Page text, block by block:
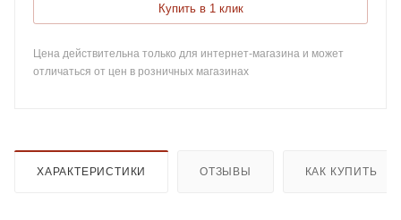
Купить в 1 клик
Цена действительна только для интернет-магазина и может
отличаться от цен в розничных магазинах
ХАРАКТЕРИСТИКИ ОТЗЫВЫ КАК КУПИТЬ